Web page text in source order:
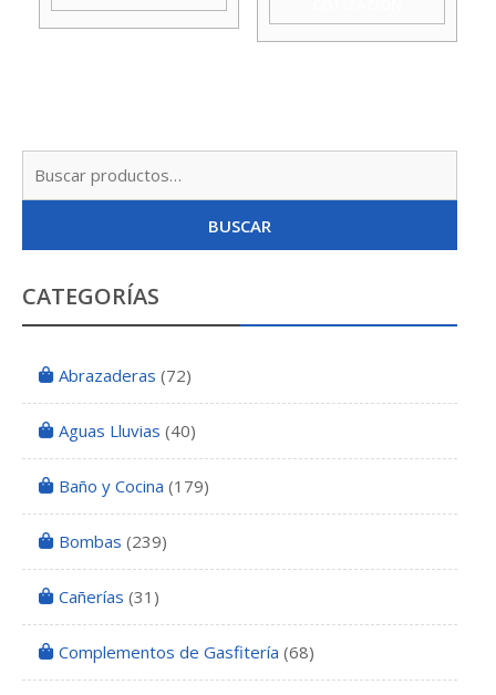
Godoy
cantidad
BUSCAR
CATEGORÍAS
Abrazaderas (72)
Aguas Lluvias (40)
Baño y Cocina (179)
Bombas (239)
Cañerías (31)
Complementos de Gasfitería (68)